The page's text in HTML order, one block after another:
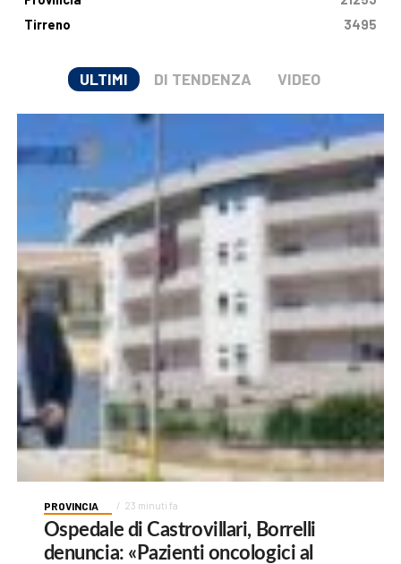
Tirreno
3495
ULTIMI DI TENDENZA VIDEO
PROVINCIA 23 minuti fa
Ospedale di Castrovillari, Borrelli
denuncia: «Pazienti oncologici al